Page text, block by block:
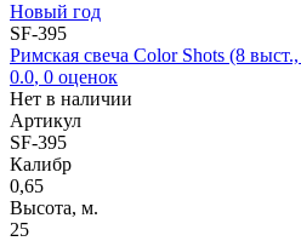
Новый год
SF-395
Римская свеча Color Shots (8
0.0, 0 оценок
Нет в наличии
Артикул
SF-395
Калибр
0,65
Высота, м.
25